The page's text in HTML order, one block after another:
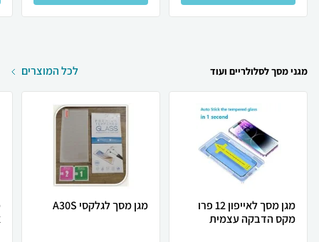
מגני מסך לסלולריים ועוד לכל המוצרים
מגן מסך לאייפון 12 פרו
מקס הדבקה עצמית
מגן מסך לגלקסי A30S